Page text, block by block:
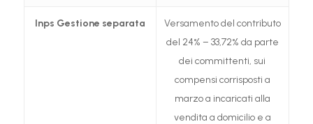
Inps Gestione separata
Versamento del contributo
del 24% – 33,72% da parte
dei committenti, sui
compensi corrisposti a
marzo a incaricati alla
vendita a domicilio e a